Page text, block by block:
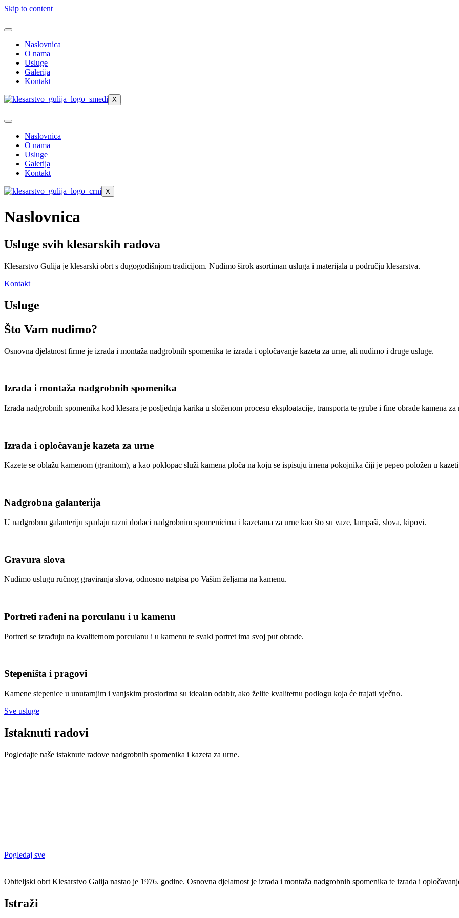
Skip to content
Naslovnica
O nama
Usluge
Galerija
Kontakt
X
Naslovnica
O nama
Usluge
Galerija
Kontakt
X
Naslovnica
Usluge svih klesarskih radova
Klesarstvo Gulija je klesarski obrt s dugogodišnjom tradicijom. Nudimo širok asortiman usluga i materijala u području klesarstva.
Kontakt
Usluge
Što Vam nudimo?
Osnovna djelatnost firme je izrada i montaža nadgrobnih spomenika te izrada i opločavanje kazeta za urne, ali nudimo i druge usluge.
Izrada i montaža nadgrobnih spomenika
Izrada nadgrobnih spomenika kod klesara je posljednja karika u složenom procesu eksploatacije, transporta te grube i fine obrade kamena
Izrada i opločavanje kazeta za urne
Kazete se oblažu kamenom (granitom), a kao poklopac služi kamena ploča na koju se ispisuju imena pokojnika čiji je pepeo položen u
Nadgrobna galanterija
U nadgrobnu galanteriju spadaju razni dodaci nadgrobnim spomenicima i kazetama za urne kao što su vaze, lampaši, slova, kipovi.
Gravura slova
Nudimo uslugu ručnog graviranja slova, odnosno natpisa po Vašim željama na kamenu.
Portreti rađeni na porculanu i u kamenu
Portreti se izrađuju na kvalitetnom porculanu i u kamenu te svaki portret ima svoj put obrade.
Stepeništa i pragovi
Kamene stepenice u unutarnjim i vanjskim prostorima su idealan odabir, ako želite kvalitetnu podlogu koja će trajati vječno.
Sve usluge
Istaknuti radovi
Pogledajte naše istaknute radove nadgrobnih spomenika i kazeta za urne.
Pogledaj sve
Obiteljski obrt Klesarstvo Galija nastao je 1976. godine. Osnovna djelatnost je izrada i montaža nadgrobnih spomenika te izrada i
Istraži